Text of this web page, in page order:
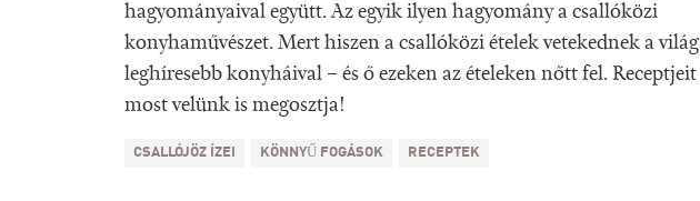
hagyományaival együtt. Az egyik ilyen hagyomány a csallóközi
konyhaművészet. Mert hiszen a csallóközi ételek vetekednek a világ
leghíresebb konyháival – és ő ezeken az ételeken nőtt fel. Receptjeit
most velünk is megosztja!
CSALLÓJÖZ ÍZEI KÖNNYŰ FOGÁSOK RECEPTEK